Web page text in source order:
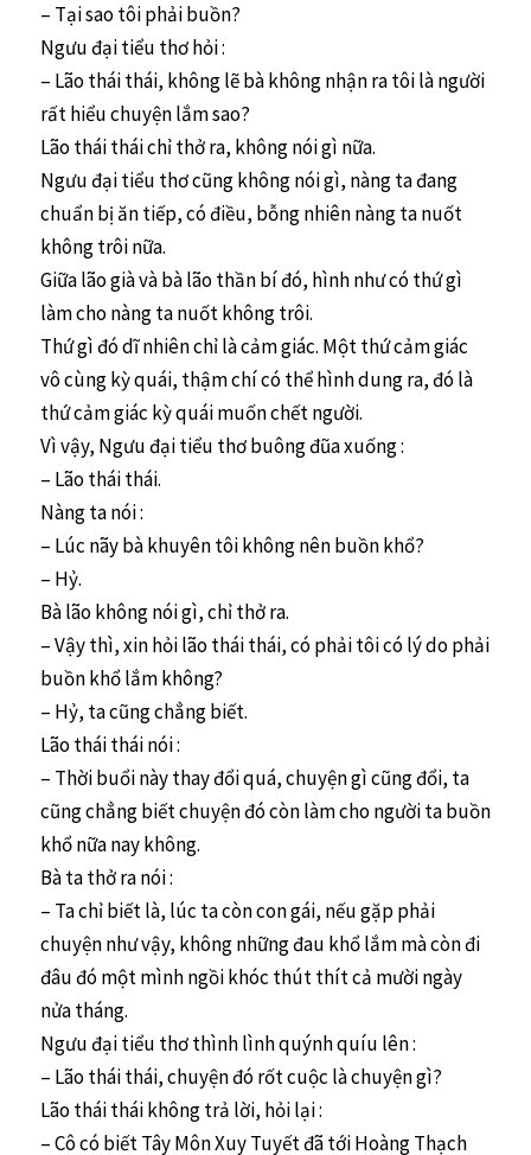
– Tại sao tôi phải buồn?
Ngưu đại tiểu thơ hỏi :
– Lão thái thái, không lẽ bà không nhận ra tôi là người
rất hiểu chuyện lắm sao?
Lão thái thái chỉ thở ra, không nói gì nữa.
Ngưu đại tiểu thơ cũng không nói gì, nàng ta đang
chuẩn bị ăn tiếp, có điều, bỗng nhiên nàng ta nuốt
không trôi nữa.
Giữa lão già và bà lão thần bí đó, hình như có thứ gì
làm cho nàng ta nuốt không trôi.
Thứ gì đó dĩ nhiên chỉ là cảm giác. Một thứ cảm giác
vô cùng kỳ quái, thậm chí có thể hình dung ra, đó là
thứ cảm giác kỳ quái muốn chết người.
Vì vậy, Ngưu đại tiểu thơ buông đũa xuống :
– Lão thái thái.
Nàng ta nói :
– Lúc nãy bà khuyên tôi không nên buồn khổ?
– Hỷ.
Bà lão không nói gì, chỉ thở ra.
– Vậy thì, xin hỏi lão thái thái, có phải tôi có lý do phải
buồn khổ lắm không?
– Hỷ, ta cũng chẳng biết.
Lão thái thái nói :
– Thời buổi này thay đổi quá, chuyện gì cũng đổi, ta
cũng chẳng biết chuyện đó còn làm cho người ta buồn
khổ nữa nay không.
Bà ta thở ra nói :
– Ta chỉ biết là, lúc ta còn con gái, nếu gặp phải
chuyện như vậy, không những đau khổ lắm mà còn đi
đâu đó một mình ngồi khóc thút thít cả mười ngày
nửa tháng.
Ngưu đại tiểu thơ thình lình quýnh quíu lên :
– Lão thái thái, chuyện đó rốt cuộc là chuyện gì?
Lão thái thái không trả lời, hỏi lại :
– Cô có biết Tây Môn Xuy Tuyết đã tới Hoàng Thạch